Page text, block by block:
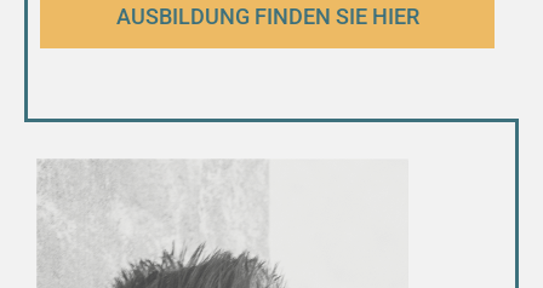
AUSBILDUNG FINDEN SIE HIER